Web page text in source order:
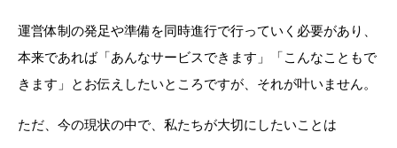
運営体制の発足や準備を同時進行で行っていく必要があり、
本来であれば「あんなサービスできます」「こんなこともで
きます」とお伝えしたいところですが、それが叶いません。
ただ、今の現状の中で、私たちが大切にしたいことは